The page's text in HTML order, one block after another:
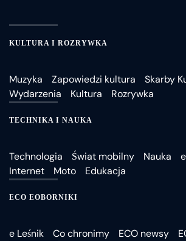
KULTURA I ROZRYWKA
Muzyka Zapowiedzi kultura
Skarby
Wydarzenia
Kultura Rozrywka
TECHNIKA I NAUKA
Technologia Świat mobilny Nauka
Internet
Moto Edukacja
ECO EOBORNIKI
e Leśnik Co chronimy ECO newsy